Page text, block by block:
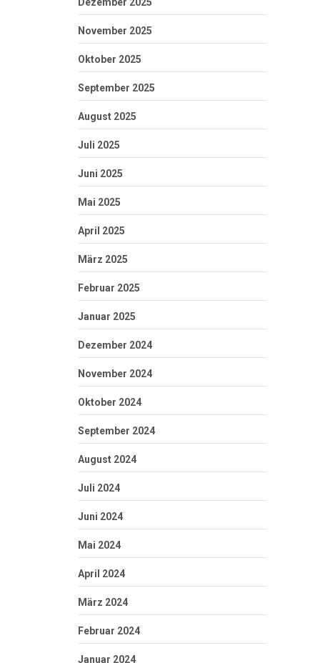
Dezember 2025
November 2025
Oktober 2025
September 2025
August 2025
Juli 2025
Juni 2025
Mai 2025
April 2025
März 2025
Februar 2025
Januar 2025
Dezember 2024
November 2024
Oktober 2024
September 2024
August 2024
Juli 2024
Juni 2024
Mai 2024
April 2024
März 2024
Februar 2024
Januar 2024